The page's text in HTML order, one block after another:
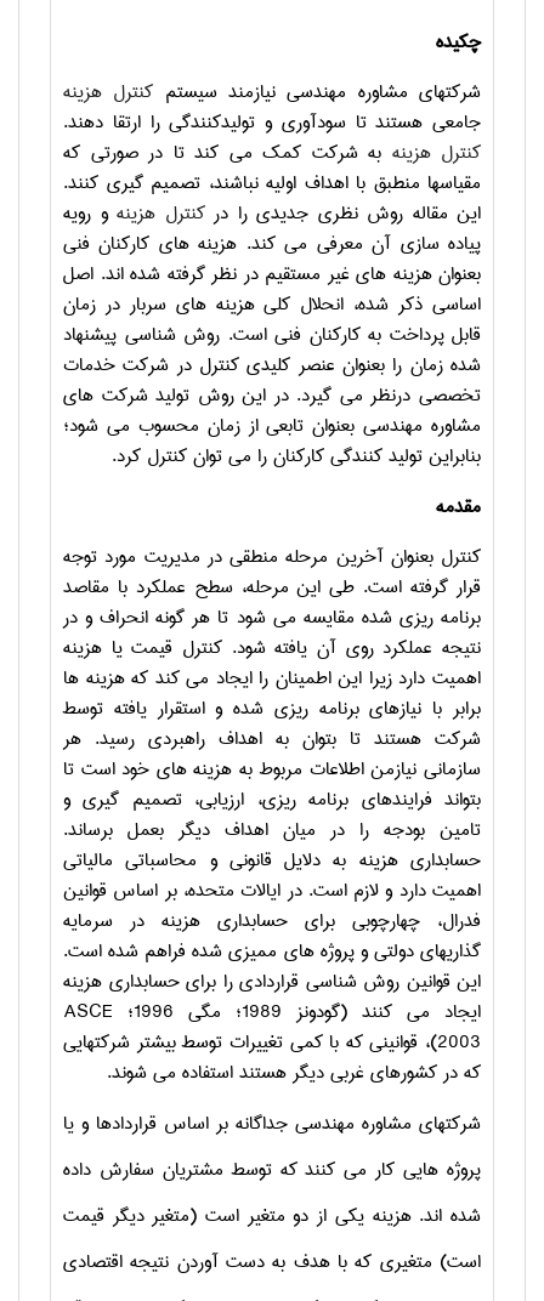
چکیده
شرکتهای مشاوره مهندسی نیازمند سیستم کنترل هزینه
جامعی هستند تا سودآوری و تولیدکنندگی را ارتقا دهند.
کنترل هزینه به شرکت کمک می کند تا در صورتی که
مقیاسها منطبق با اهداف اولیه نباشند، تصمیم گیری کنند.
این مقاله روش نظری جدیدی را درکنترل هزینه و رویه
پیاده سازی آن معرفی می کند. هزینه های کارکنان فنی
بعنوان هزینه های غیر مستقیم در نظر گرفته شده اند. اصل
اساسی ذکر شده، انحلال کلی هزینه های سربار در زمان
قابل پرداخت به کارکنان فنی است. روش شناسی پیشنهاد
شده زمان را بعنوان عنصر کلیدی کنترل در شرکت خدمات
تخصصی درنظر می گیرد. در این روش تولید شرکت های
مشاوره مهندسی بعنوان تابعی از زمان محسوب می شود؛
بنابراین تولید کنندگی کارکنان را می توان کنترل کرد.
مقدمه
کنترل بعنوان آخرین مرحله منطقی در مدیریت مورد توجه
قرار گرفته است. طی این مرحله، سطح عملکرد با مقاصد
برنامه ریزی شده مقایسه می شود تا هر گونه انحراف و در
نتیجه عملکرد روی آن یافته شود. کنترل قیمت یا هزینه
اهمیت دارد زیرا این اطمینان را ایجاد می کند که هزینه ها
برابر با نیازهای برنامه ریزی شده و استقرار یافته توسط
شرکت هستند تا بتوان به اهداف راهبردی رسید. هر
سازمانی نیازمن اطلاعات مربوط به هزینه های خود است تا
بتواند فرایندهای برنامه ریزی، ارزیابی، تصمیم گیری و
تامین بودجه را در میان اهداف دیگر بعمل برساند.
حسابداری هزینه به دلایل قانونی و محاسباتی مالیاتی
اهمیت دارد و لازم است. در ایالات متحده، بر اساس قوانین
فدرال، چهارچوبی برای حسابداری هزینه در سرمایه
گذاریهای دولتی و پروژه های ممیزی شده فراهم شده است.
این قوانین روش شناسی قراردادی را برای حسابداری هزینه
ایجاد می کنند (گودونز 1989؛ مگی 1996؛
ASCE
2003)، قوانینی که با کمی تغییرات توسط بیشتر شرکتهایی
که در کشورهای غربی دیگر هستند استفاده می شوند.
شرکتهای مشاوره مهندسی جداگانه بر اساس قراردادها و یا
پروژه هایی کار می کنند که توسط مشتریان سفارش داده
شده اند. هزینه یکی از دو متغیر است (متغیر دیگر قیمت
است) متغیری که با هدف به دست آوردن نتیجه اقتصادی